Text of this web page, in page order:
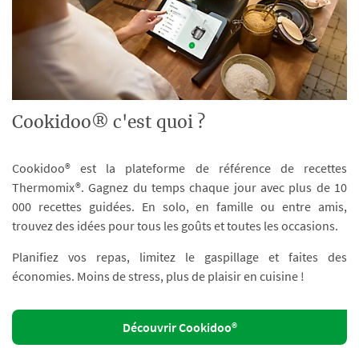
Cookidoo® c'est quoi ?
Cookidoo® est la plateforme de référence de recettes
Thermomix®. Gagnez du temps chaque jour avec plus de 10
000 recettes guidées. En solo, en famille ou entre amis,
trouvez des idées pour tous les goûts et toutes les occasions.
Planifiez vos repas, limitez le gaspillage et faites des
économies. Moins de stress, plus de plaisir en cuisine !
Découvrir Cookidoo®